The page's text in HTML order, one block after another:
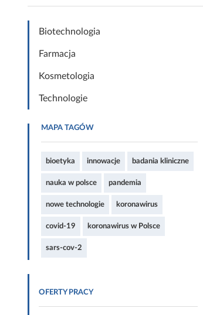
Biotechnologia
Farmacja
Kosmetologia
Technologie
MAPA TAGÓW
bioetyka innowacje badania kliniczne
nauka w polsce pandemia
nowe technologie koronawirus
covid-19 koronawirus w Polsce
sars-cov-2
OFERTY PRACY